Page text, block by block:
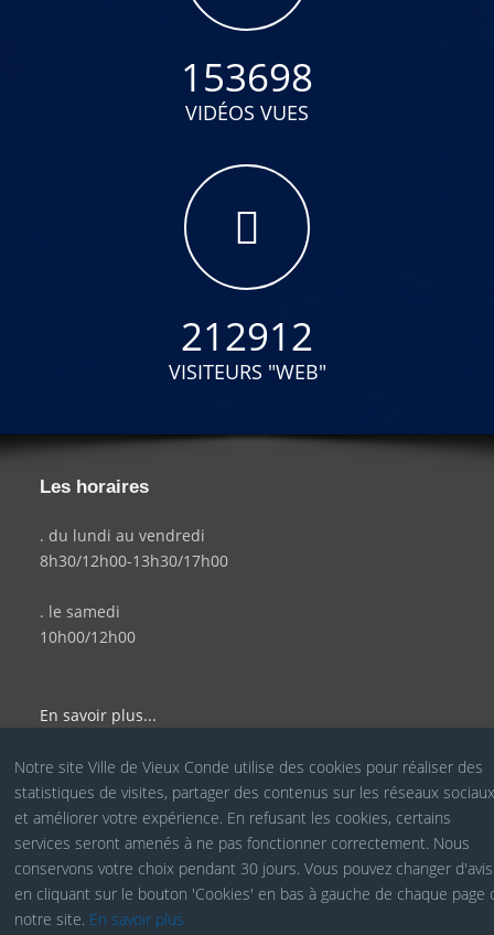
153698
VIDÉOS VUES
212912
VISITEURS "WEB"
Les horaires
. du lundi au vendredi
8h30/12h00-13h30/17h00
. le samedi
10h00/12h00
En savoir plus...
© Site Officiel de la Ville de Vieux Condé - Réalisé par le
Service COM
Notre site Ville de Vieux Conde utilise des cookies pour réaliser des
statistiques de visites, partager des contenus sur les réseaux
et améliorer votre expérience. En refusant les cookies, certains
services seront amenés à ne pas fonctionner correctement. Nous
conservons votre choix pendant 30 jours. Vous pouvez changer d'avis
en cliquant sur le bouton 'Cookies' en bas à gauche de chaque page
notre site. En savoir plus